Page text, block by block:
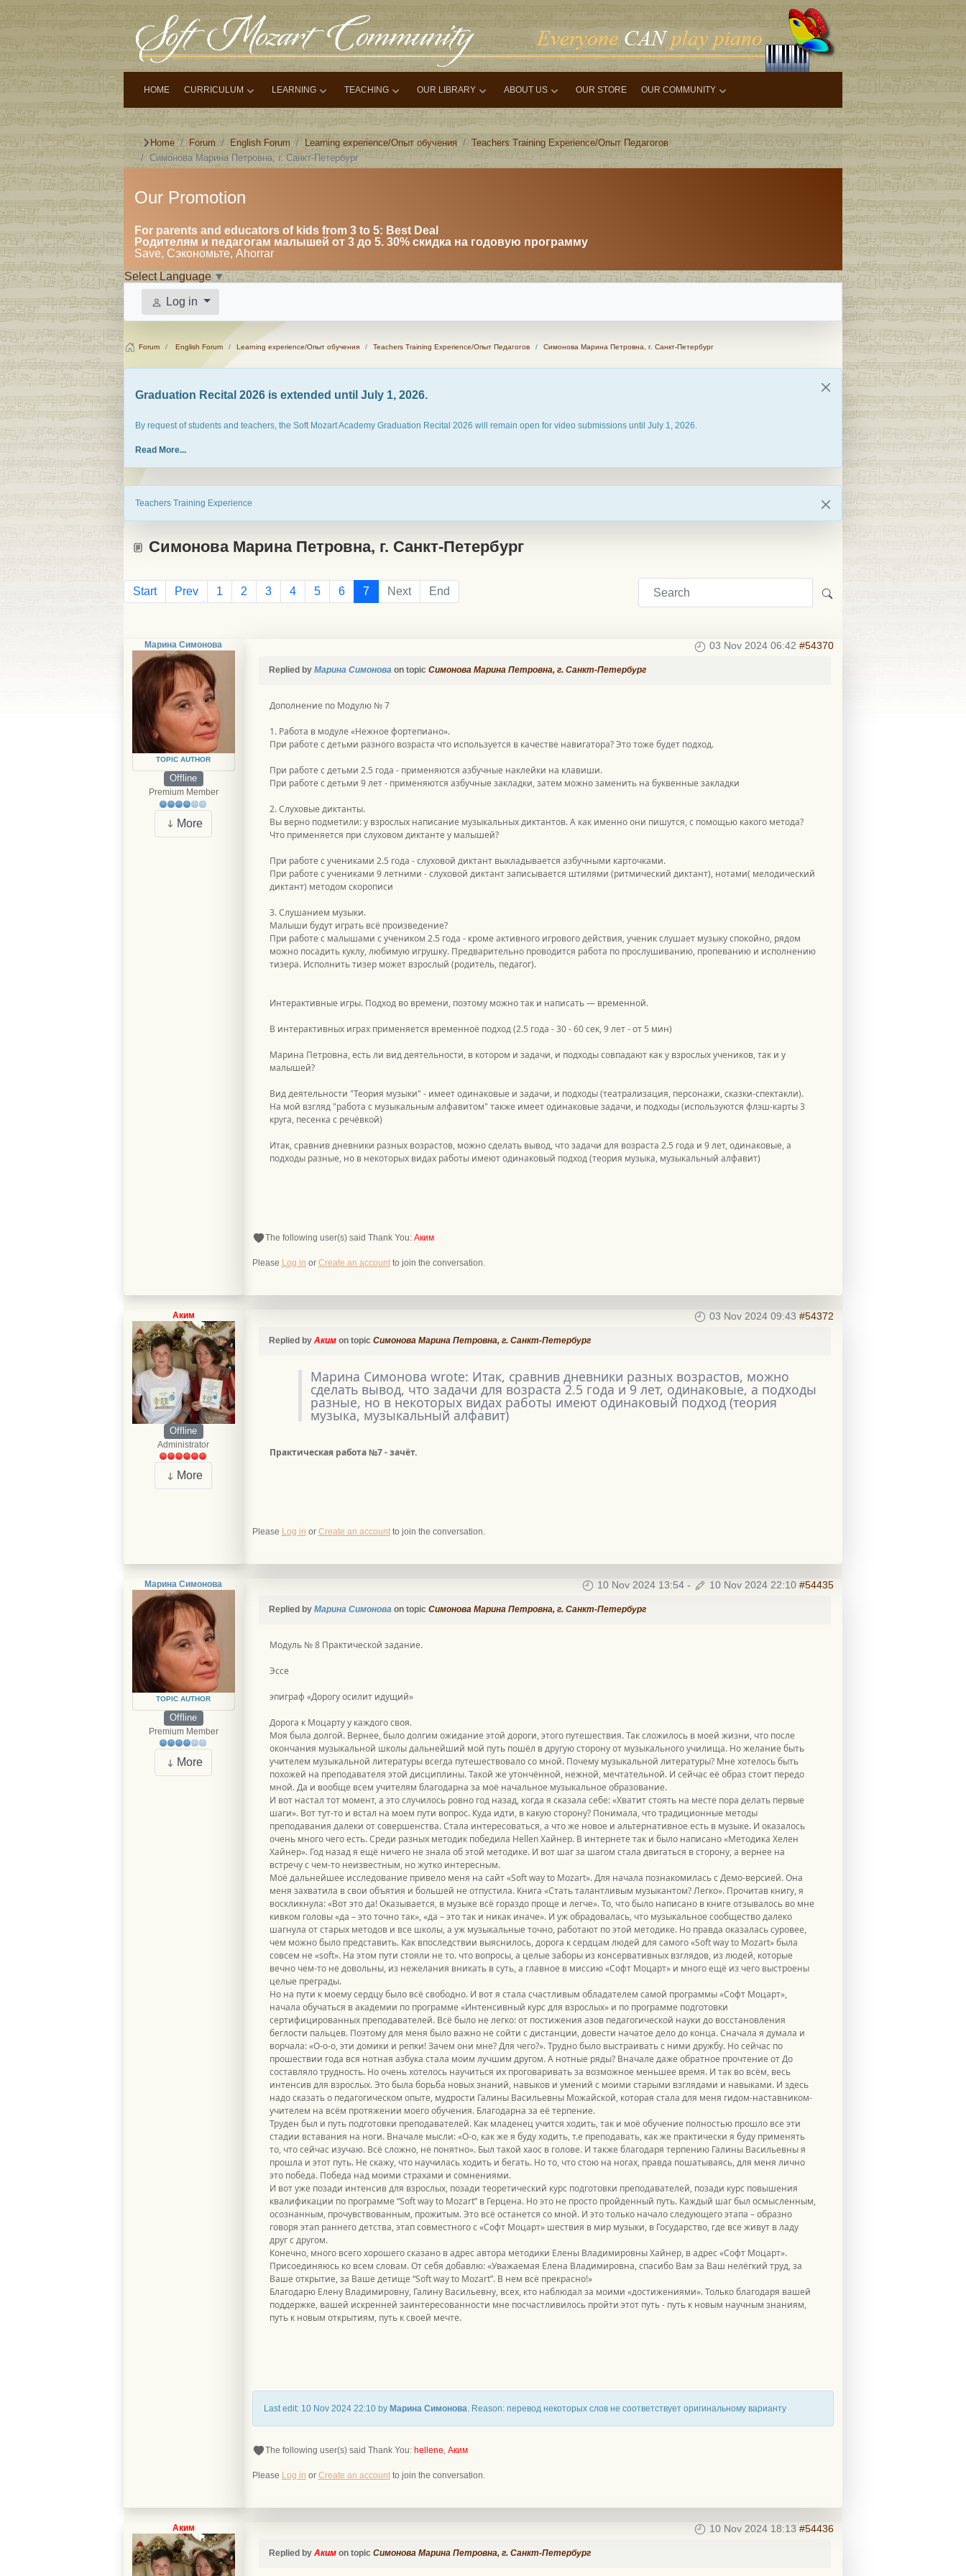
HOME CURRICULUM LEARNING TEACHING OUR LIBRARY ABOUT US OUR STORE OUR COMMUNITY
Home Forum English Forum Learning experience/Опыт обучения
Teachers Training Experience/Опыт Педагогов
Симонова Марина Петровна, г. Санкт-Петербург
Our Promotion
For parents and educators of kids from 3 to 5: Best Deal
Родителям и педагогам малышей от 3 до 5. 30% скидка на годовую программу
Save, Сэкономьте, Ahorrar
Select Language ▼
Log in
Forum English Forum Learning experience/Опыт обучения Teachers Training Experience/Опыт Педагогов Симонова Марина Петровна, г. Санкт-Петербург
Graduation Recital 2026 is extended until July 1, 2026.
By request of students and teachers, the Soft Mozart Academy Graduation Recital 2026 will remain open for video submissions until July 1, 2026.
Read More...
Teachers Training Experience
Симонова Марина Петровна, г. Санкт-Петербург
Start Prev 1 2 3 4 5 6 7 Next End
Марина Симонова
TOPIC AUTHOR
Offline
Premium Member
More
03 Nov 2024 06:42 #54370
Replied by Марина Симоноваon topic Симонова Марина Петровна, г. Санкт-Петербург
Дополнение по Модулю № 7
1. Работа в модуле «Нежное фортепиано».
При работе с детьми разного возраста что используется в качестве навигатора? Это тоже будет подход.
При работе с детьми 2.5 года - применяются азбучные наклейки на клавиши.
При работе с детьми 9 лет - применяются азбучные закладки, затем можно заменить на буквенные закладки
2. Слуховые диктанты.
Вы верно подметили: у взрослых написание музыкальных диктантов. А как именно они пишутся, с помощью какого метода?
Что применяется при слуховом диктанте у малышей?
При работе с учениками 2.5 года - слуховой диктант выкладывается азбучными карточками.
При работе с учениками 9 летними - слуховой диктант записывается штилями (ритмический диктант), нотами( мелодический
диктант) методом скорописи
3. Слушанием музыки.
Малыши будут играть всё произведение?
При работе с малышами с учеником 2.5 года - кроме активного игрового действия, ученик слушает музыку спокойно, рядом
можно посадить куклу, любимую игрушку. Предварительно проводится работа по прослушиванию, пропеванию и исполнению
тизера. Исполнить тизер может взрослый (родитель, педагог).
Интерактивные игры. Подход во времени, поэтому можно так и написать — временной.
В интерактивных играх применяется временноё подход (2.5 года - 30 - 60 сек, 9 лет - от 5 мин)
Марина Петровна, есть ли вид деятельности, в котором и задачи, и подходы совпадают как у взрослых учеников, так и у
малышей?
Вид деятельности "Теория музыки" - имеет одинаковые и задачи, и подходы (театрализация, персонажи, сказки-спектакли).
На мой взгляд "работа с музыкальным алфавитом" также имеет одинаковые задачи, и подходы (используются флэш-карты 3
круга, песенка с речёвкой)
Итак, сравнив дневники разных возрастов, можно сделать вывод, что задачи для возраста 2.5 года и 9 лет, одинаковые, а
подходы разные, но в некоторых видах работы имеют одинаковый подход (теория музыка, музыкальный алфавит)
The following user(s) said Thank You: Аким
Please Log in or Create an accountto join the conversation.
Аким
Offline
Administrator
More
03 Nov 2024 09:43 #54372
Replied by Акимon topic Симонова Марина Петровна, г. Санкт-Петербург
Марина Симонова wrote: Итак, сравнив дневники разных возрастов, можно
сделать вывод, что задачи для возраста 2.5 года и 9 лет, одинаковые, а подходы
разные, но в некоторых видах работы имеют одинаковый подход (теория
музыка, музыкальный алфавит)
Практическая работа №7 - зачёт.
Please Log in or Create an accountto join the conversation.
Марина Симонова
TOPIC AUTHOR
Offline
Premium Member
More
10 Nov 2024 13:54- 10 Nov 2024 22:10 #54435
Replied by Марина Симоноваon topic Симонова Марина Петровна, г. Санкт-Петербург
Модуль № 8 Практической задание.
Эссе
эпиграф «Дорогу осилит идущий»
Дорога к Моцарту у каждого своя.
Моя была долгой. Вернее, было долгим ожидание этой дороги, этого путешествия. Так сложилось в моей жизни, что после
окончания музыкальной школы дальнейший мой путь пошёл в другую сторону от музыкального училища. Но желание быть
учителем музыкальной литературы всегда путешествовало со мной. Почему музыкальной литературы? Мне хотелось быть
похожей на преподавателя этой дисциплины. Такой же утончённой, нежной, мечтательной. И сейчас её образ стоит передо
мной. Да и вообще всем учителям благодарна за моё начальное музыкальное образование.
И вот настал тот момент, а это случилось ровно год назад, когда я сказала себе: «Хватит стоять на месте пора делать первые
шаги». Вот тут-то и встал на моем пути вопрос. Куда идти, в какую сторону? Понимала, что традиционные методы
преподавания далеки от совершенства. Стала интересоваться, а что же новое и альтернативное есть в музыке. И оказалось
очень много чего есть. Среди разных методик победила Hellen Хайнер. В интернете так и было написано «Методика Хелен
Хайнер». Год назад я ещё ничего не знала об этой методике. И вот шаг за шагом стала двигаться в сторону, а вернее на
встречу c чем-то неизвестным, но жутко интересным.
Моё дальнейшее исследование привело меня на сайт «Soft way to Mozart». Для начала познакомилась с Демо-версией. Она
меня захватила в свои объятия и большей не отпустила. Книга «Стать талантливым музыкантом? Легко». Прочитав книгу, я
воскликнула: «Вот это да! Оказывается, в музыке всё гораздо проще и легче». То, что было написано в книге отзывалось во мне
кивком головы «да – это точно так», «да – это так и никак иначе». И уж обрадовалась, что музыкальное сообщество далеко
шагнула от старых методов и все школы, а уж музыкальные точно, работают по этой методике. Но правда оказалась суровее,
чем можно было представить. Как впоследствии выяснилось, дорога к сердцам людей для самого «Soft way to Mozart» была
совсем не «soft». На этом пути стояли не то. что вопросы, а целые заборы из консервативных взглядов, из людей, которые
вечно чем-то не довольны, из нежелания вникать в суть, а главное в миссию «Софт Моцарт» и много ещё из чего выстроены
целые преграды.
Но на пути к моему сердцу было всё свободно. И вот я стала счастливым обладателем самой программы «Софт Моцарт»,
начала обучаться в академии по программе «Интенсивный курс для взрослых» и по программе подготовки
сертифицированных преподавателей. Всё было не легко: от постижения азов педагогической науки до восстановления
беглости пальцев. Поэтому для меня было важно не сойти с дистанции, довести начатое дело до конца. Сначала я думала и
ворчала: «О-о-о, эти домики и репки! Зачем они мне? Для чего?». Трудно было выстраивать с ними дружбу. Но сейчас по
прошествии года вся нотная азбука стала моим лучшим другом. А нотные ряды? Вначале даже обратное прочтение от До
составляло трудность. Но очень хотелось научиться их проговаривать за возможное меньшее время. И так во всём, весь
интенсив для взрослых. Это была борьба новых знаний, навыков и умений с моими старыми взглядами и навыками. И здесь
надо сказать о педагогическом опыте, мудрости Галины Васильевны Можайской, которая стала для меня гидом-наставником-
учителем на всём протяжении моего обучения. Благодарна за её терпение.
Труден был и путь подготовки преподавателей. Как младенец учится ходить, так и моё обучение полностью прошло все эти
стадии вставания на ноги. Вначале мысли: «О-о, как же я буду ходить, т.е преподавать, как же практически я буду применять
то, что сейчас изучаю. Всё сложно, не понятно». Был такой хаос в голове. И также благодаря терпению Галины Васильевны я
прошла и этот путь. Не скажу, что научилась ходить и бегать. Но то, что стою на ногах, правда пошатываясь, для меня лично
это победа. Победа над моими страхами и сомнениями.
И вот уже позади интенсив для взрослых, позади теоретический курс подготовки преподавателей, позади курс повышения
квалификации по программе “Soft way tо Mozart” в Герцена. Но это не просто пройденный путь. Каждый шаг был осмысленным,
осознанным, прочувствованным, прожитым. Это всё останется со мной. И это только начало следующего этапа – образно
говоря этап раннего детства, этап совместного с «Софт Моцарт» шествия в мир музыки, в Государство, где все живут в ладу
друг с другом.
Конечно, много всего хорошего сказано в адрес автора методики Елены Владимировны Хайнер, в адрес «Софт Моцарт».
Присоединяюсь ко всем словам. От себя добавлю: «Уважаемая Елена Владимировна, спасибо Вам за Ваш нелёгкий труд, за
Ваше открытие, за Ваше детище “Soft way to Mozart”. В нем всё прекрасно!»
Благодарю Елену Владимировну, Галину Васильевну, всех, кто наблюдал за моими «достижениями». Только благодаря вашей
поддержке, вашей искренней заинтересованности мне посчастливилось пройти этот путь - путь к новым научным знаниям,
путь к новым открытиям, путь к своей мечте.
Last edit: 10 Nov 2024 22:10 by Марина Симонова. Reason: перевод некоторых слов не соответствует оригинальному варианту
The following user(s) said Thank You: hellene, Аким
Please Log in or Create an accountto join the conversation.
Аким 10 Nov 2024 18:13 #54436
Replied by Акимon topic Симонова Марина Петровна, г. Санкт-Петербург